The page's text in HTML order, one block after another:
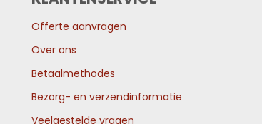
Offerte aanvragen
Over ons
Betaalmethodes
Bezorg- en verzendinformatie
Veelgestelde vragen